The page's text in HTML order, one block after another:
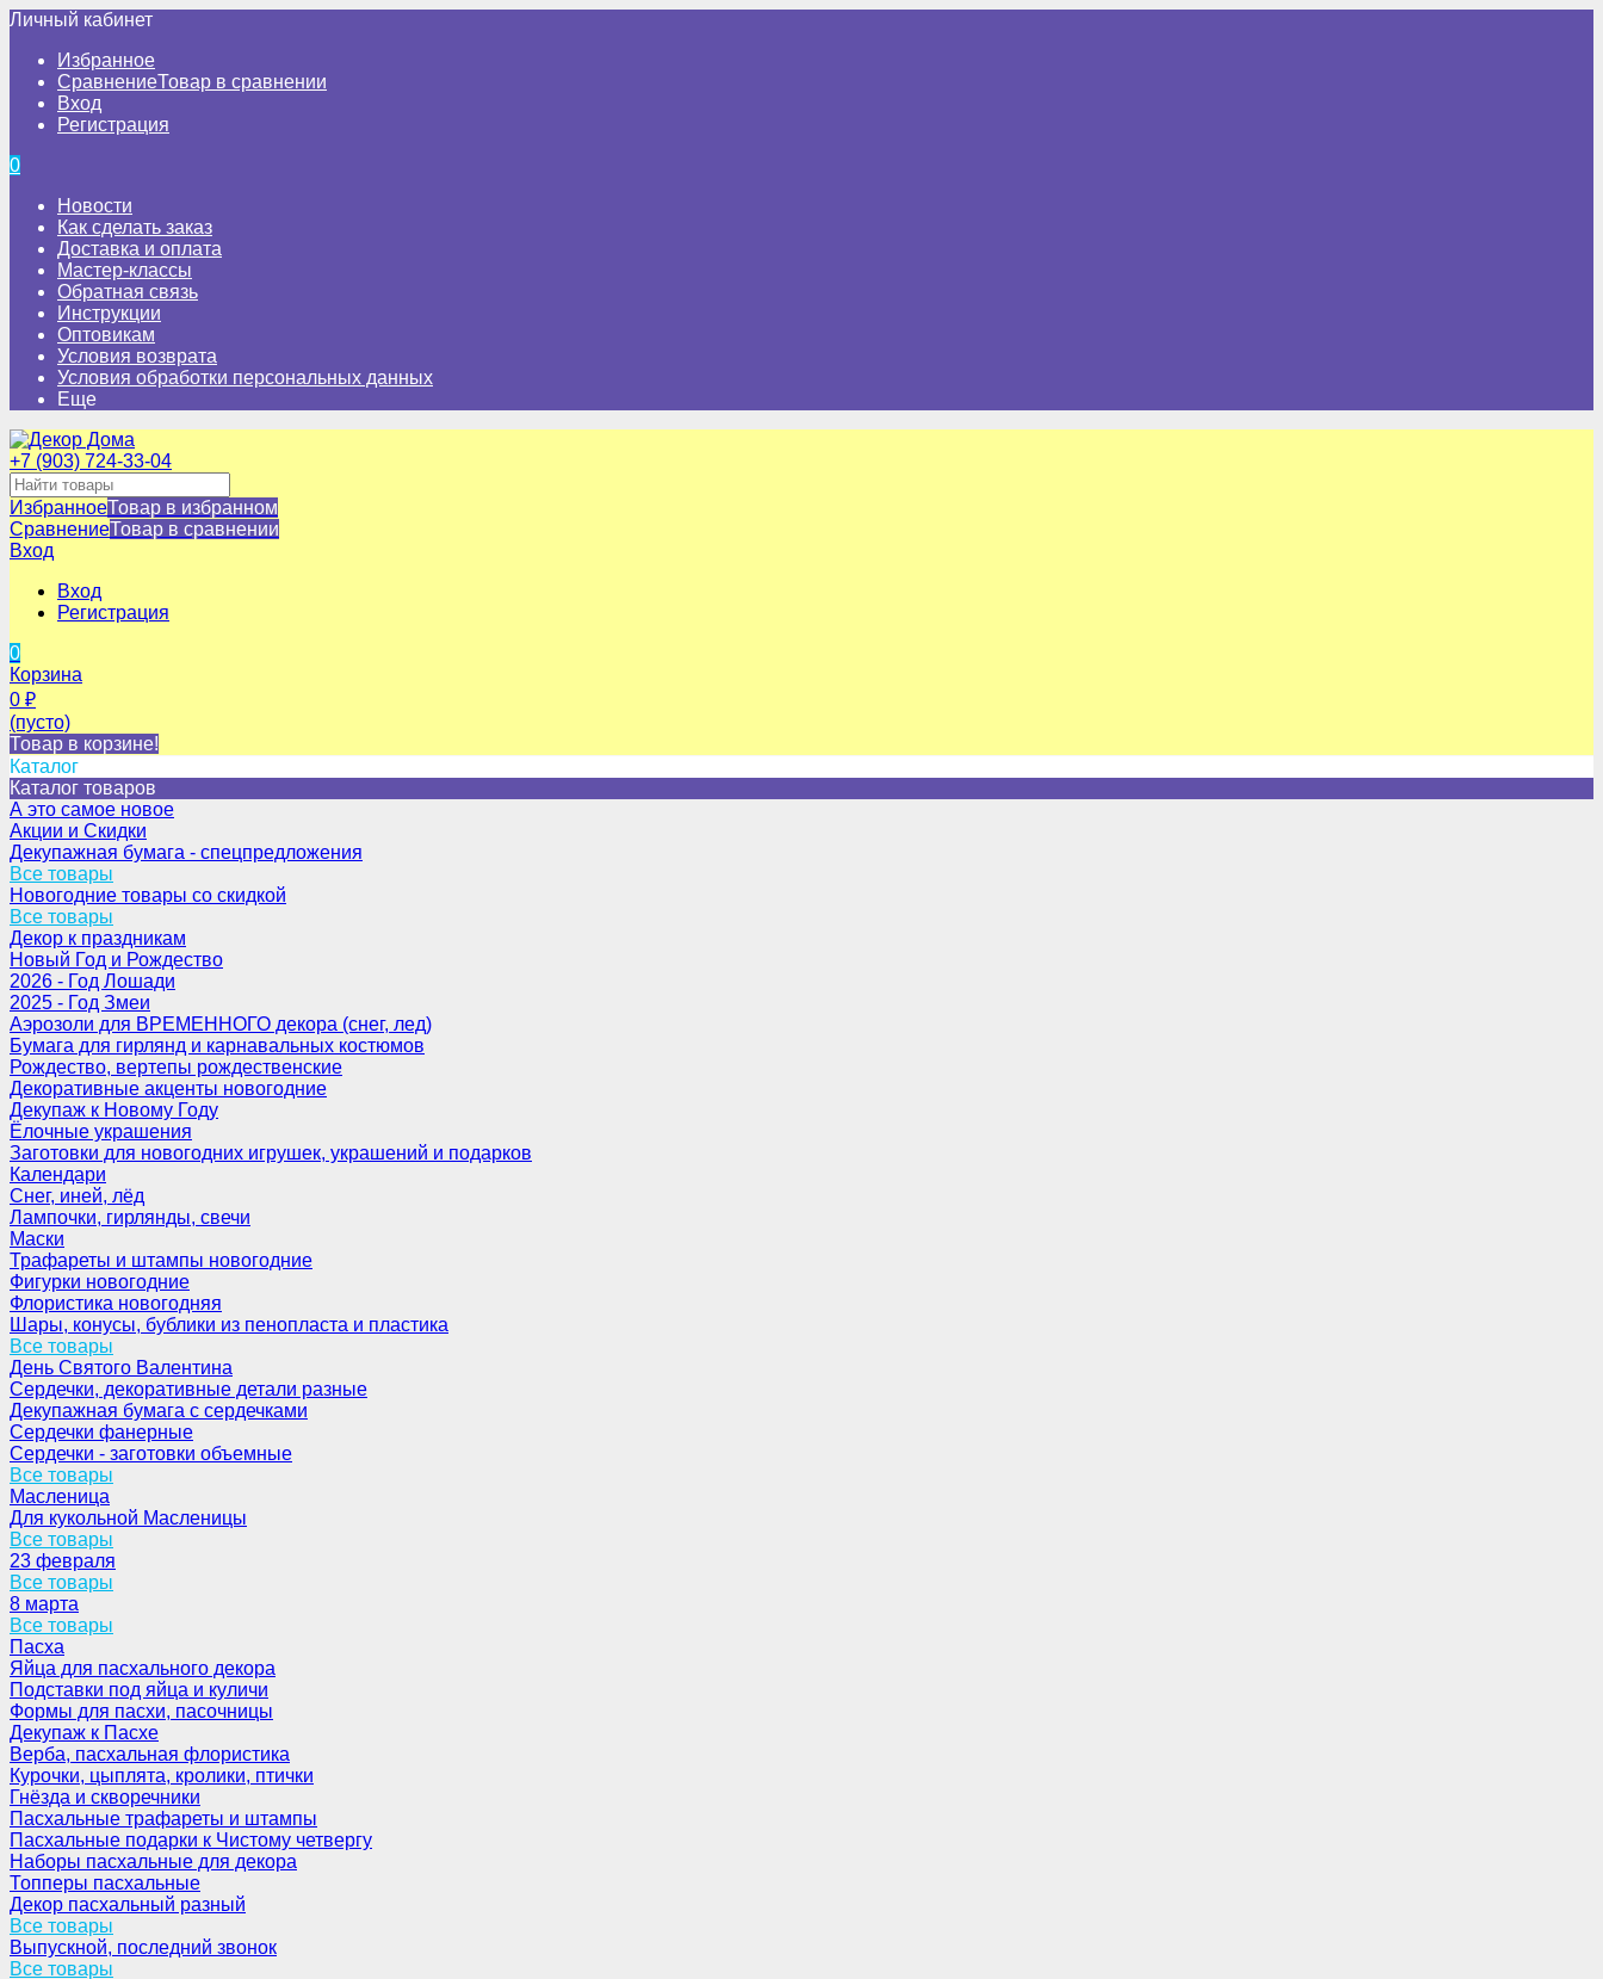
Личный кабинет
Избранное
СравнениеТовар в сравнении
Вход
Регистрация
0
Новости
Как сделать заказ
Доставка и оплата
Мастер-классы
Обратная связь
Инструкции
Оптовикам
Условия возврата
Условия обработки персональных данных
Еще
+7 (903) 724-33-04
ИзбранноеТовар в избранном
СравнениеТовар в сравнении
Вход
Вход
Регистрация
0
Корзина
0 ₽
(пусто)
Товар в корзине!
Каталог
Каталог товаров
А это самое новое
Акции и Скидки
Декупажная бумага - спецпредложения
Все товары
Новогодние товары со скидкой
Все товары
Декор к праздникам
Новый Год и Рождество
2026 - Год Лошади
2025 - Год Змеи
Аэрозоли для ВРЕМЕННОГО декора (снег, лед)
Бумага для гирлянд и карнавальных костюмов
Рождество, вертепы рождественские
Декоративные акценты новогодние
Декупаж к Новому Году
Ёлочные украшения
Заготовки для новогодних игрушек, украшений и подарков
Календари
Снег, иней, лёд
Лампочки, гирлянды, свечи
Маски
Трафареты и штампы новогодние
Фигурки новогодние
Флористика новогодняя
Шары, конусы, бублики из пенопласта и пластика
Все товары
День Святого Валентина
Сердечки, декоративные детали разные
Декупажная бумага с сердечками
Сердечки фанерные
Сердечки - заготовки объемные
Все товары
Масленица
Для кукольной Масленицы
Все товары
23 февраля
Все товары
8 марта
Все товары
Пасха
Яйца для пасхального декора
Подставки под яйца и куличи
Формы для пасхи, пасочницы
Декупаж к Пасхе
Верба, пасхальная флористика
Курочки, цыплята, кролики, птички
Гнёзда и скворечники
Пасхальные трафареты и штампы
Пасхальные подарки к Чистому четвергу
Наборы пасхальные для декора
Топперы пасхальные
Декор пасхальный разный
Все товары
Выпускной, последний звонок
Все товары